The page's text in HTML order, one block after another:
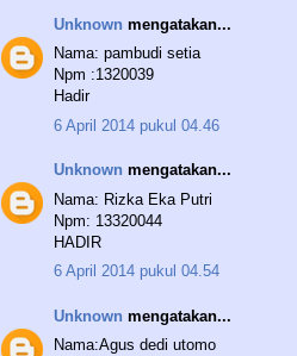
Unknown mengatakan...
Nama: pambudi setia
Npm :1320039
Hadir
6 April 2014 pukul 04.46
Unknown mengatakan...
Nama: Rizka Eka Putri
Npm: 13320044
HADIR
6 April 2014 pukul 04.54
Unknown mengatakan...
Nama:Agus dedi utomo